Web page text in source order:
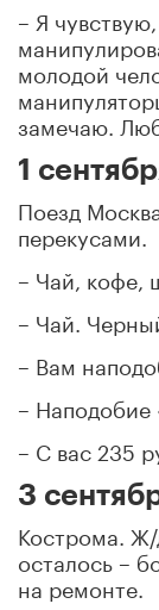
– Я
молодой
замечаю.
1
Поезд
перекусами.
– Чай, кофе,
– Чай.
– Вам
– Наподобие
– С вас 235
3
Кострома. Ж/
осталось –
на ремонте.